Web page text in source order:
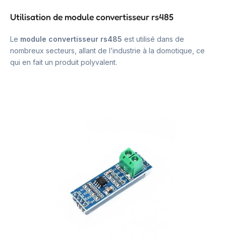
Utilisation de module convertisseur rs485
Le module convertisseur rs485 est utilisé dans de
nombreux secteurs, allant de l’industrie à la domotique, ce
qui en fait un produit polyvalent.